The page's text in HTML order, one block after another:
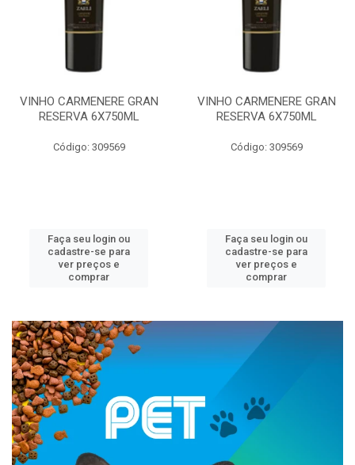
VINHO CARMENERE GRAN
RESERVA 6X750ML
Código: 309569
Faça seu login ou
cadastre-se para
ver preços e
comprar
VINHO CARMENERE GRAN
RESERVA 6X750ML
Código: 309569
Faça seu login ou
cadastre-se para
ver preços e
comprar